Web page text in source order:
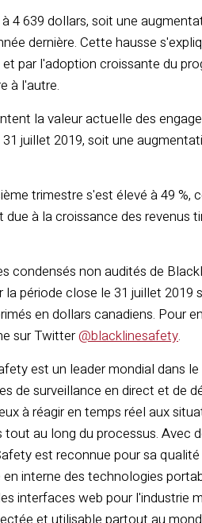
4 639 dollars, soit une
dernière. Cette hausse
par l'adoption croissante du
à l'autre.
la valeur actuelle des
juillet 2019, soit une
trimestre s'est élevé à 49 %,
à la croissance des revenus
condensés non audités de
période close le 31 juillet 2019
en dollars canadiens. Pour
sur Twitter@blacklinesafety.
est un leader mondial dans
de surveillance en direct et de
à réagir en temps réel aux
au long du processus. Avec
est reconnue pour sa
interne des technologies
interfaces web pour l'industrie